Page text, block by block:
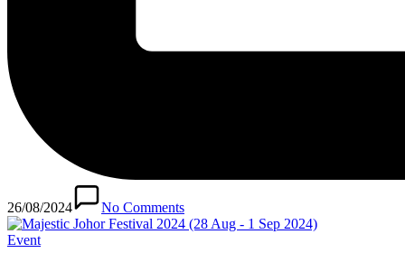
26/08/2024 No Comments
Posted
Event